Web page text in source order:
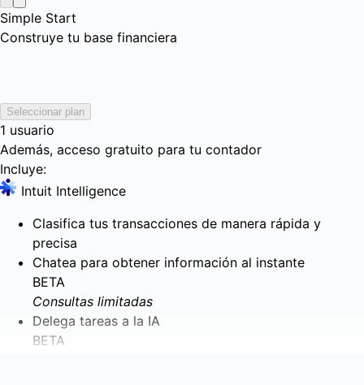
Simple Start
Construye tu base financiera
Seleccionar plan
1 usuario
Además, acceso gratuito para tu contador
Incluye:
Intuit Intelligence
Clasifica tus transacciones de manera rápida y
precisa
Chatea para obtener información al instante
BETA
Consultas limitadas
Delega tareas a la IA
BETA